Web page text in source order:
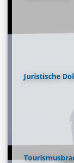
Juristische